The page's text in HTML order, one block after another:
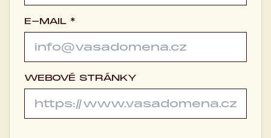
E-MAIL *
WEBOVÉ STRÁNKY